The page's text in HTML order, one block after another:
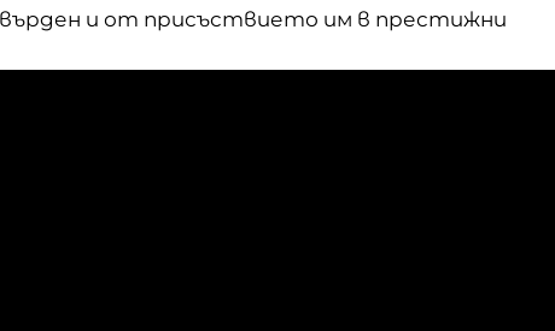
и от присъствието им в престижни